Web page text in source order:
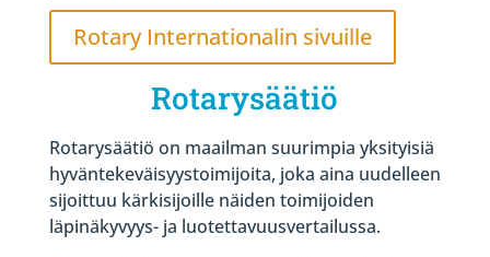
Rotary Internationalin sivuille
Rotarysäätiö
Rotarysäätiö on maailman suurimpia yksityisiä
hyväntekeväisyystoimijoita, joka aina uudelleen
sijoittuu kärkisijoille näiden toimijoiden
läpinäkyvyys- ja luotettavuusvertailussa.